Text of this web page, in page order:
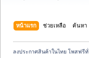
หน้าแรก ช่วยเหลือ ค้นหา
ลงประกาศสินค้าในไทย โพสฟรีทั่